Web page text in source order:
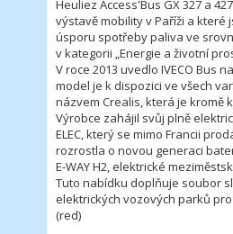
Heuliez Access'Bus GX 327 a
výstavě mobility v Paříži a
úsporu spotřeby paliva ve
v kategorii „Energie a životní
V roce 2013 uvedlo IVECO Bus
model je k dispozici ve všech
názvem Crealis, která je kromě
Výrobce zahájil svůj plně
ELEC, který se mimo Francii
rozrostla o novou generaci
E-WAY H2, elektrické
Tuto nabídku doplňuje soubor
elektrických vozových parků
(red)